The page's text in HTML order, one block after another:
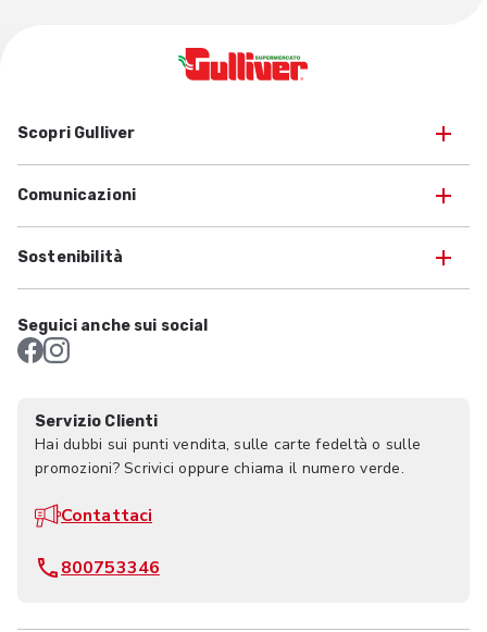
Scopri Gulliver
Comunicazioni
Sostenibilità
Seguici anche sui social
Servizio Clienti
Hai dubbi sui punti vendita, sulle carte fedeltà o sulle
promozioni? Scrivici oppure chiama il numero verde.
Contattaci
800753346